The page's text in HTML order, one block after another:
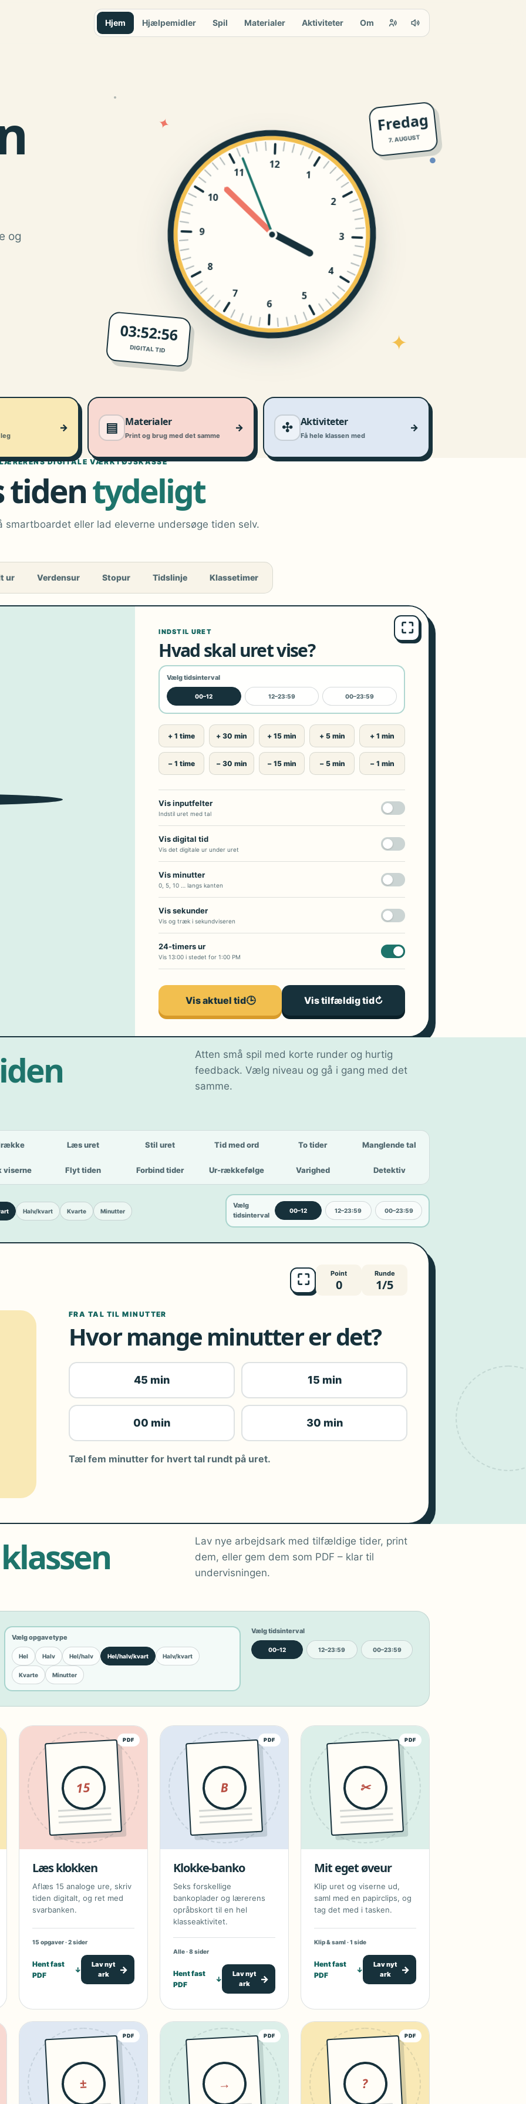
Hjem Hjælpemidler Spil Materialer Aktiviteter Om
og
Fredag
7. AUGUST
03:52:57
DIGITAL TID
1
2
3
4
5
6
7
8
9
10
11
12
✦
✦
●
→ ▤ Materialer
Print og brug med det samme
→ ✣ Aktiviteter
Få hele klassen med
→
DIGITALE VÆRKTØJSKASSE
tidentydeligt
smartboardet eller lad eleverne undersøge tiden selv.
ur Verdensur Stopur Tidslinje Klassetimer
⛶
2 3
4
INDSTIL URET
Hvad skal uret vise?
Vælg tidsinterval
00–12 12–23:59 00–23:59
+ 1 time
− 1 time
+ 30 min
− 30 min
+ 15 min
− 15 min
+ 5 min
− 5 min
+ 1 min
− 1 min
Vis inputfelter
Indstil uret med tal
Vis digital tid
Vis det digitale ur under uret
Vis minutter
0, 5, 10 … langs kanten
Vis sekunder
Vis og træk i sekundviseren
24-timers ur
Vis 13:00 i stedet for 1:00 PM
Vis aktuel tid🕒 Vis tilfældig tid↻
Atten små spil med korte runder og hurtig
feedback. Vælg niveau og gå i gang med det
samme.
Læs uret Stil uret Tid med ord To tider Manglende tal
viserne Flyt tiden Forbind tider Ur-rækkefølge Varighed Detektiv
Halv/kvart Kvarte Minutter
Vælg
tidsinterval
00–12 12–23:59 00–23:59
⛶ Point
0
Runde
1/5
FRA TAL TIL MINUTTER
Hvor mange minutter er det?
45 min 15 min
00 min 30 min
Tæl fem minutter for hvert tal rundt på uret.
Lav nye arbejdsark med tilfældige tider, print
dem, eller gem dem som PDF – klar til
undervisningen.
Vælg opgavetype
Hel Halv Hel/halv Hel/halv/kvart Halv/kvart
Kvarte Minutter
Vælg tidsinterval
00–12 12–23:59 00–23:59
PDF
15
Læs klokken
Aflæs 15 analoge ure, skriv
tiden digitalt, og ret med
svarbanken.
15 opgaver · 2 sider
Hent fast
PDF
↓
Lav nyt
ark
→
PDF
B
Klokke-banko
Seks forskellige
bankoplader og lærerens
opråbskort til en hel
klasseaktivitet.
Alle · 8 sider
Hent fast
PDF
↓
Lav nyt
ark
→
PDF
✂
Mit eget øveur
Klip uret og viserne ud,
saml med en papirclips, og
tag det med i tasken.
Klip & saml · 1 side
Hent fast
PDF
↓
Lav nyt
ark
→
PDF
±
PDF
→
PDF
?